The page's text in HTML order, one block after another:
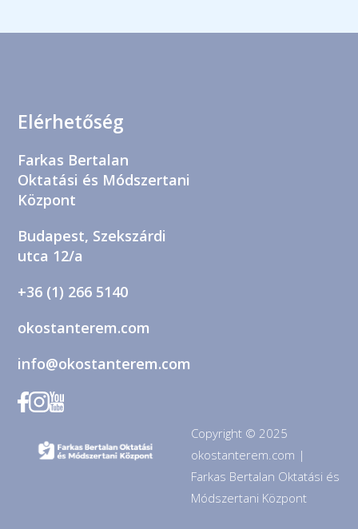
Elérhetőség
Farkas Bertalan
Oktatási és Módszertani
Központ
Budapest, Szekszárdi
utca 12/a
+36 (1) 266 5140
okostanterem.com
info@okostanterem.com
Copyright © 2025
okostanterem.com |
Farkas Bertalan Oktatási és
Módszertani Központ